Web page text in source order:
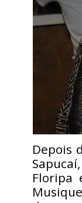
Depois
Sapucaí,
Floripa